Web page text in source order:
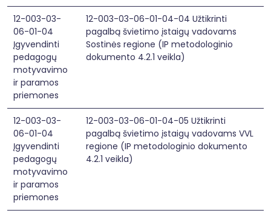
12-003-03-
06-01-04
Įgyvendinti
pedagogų
motyvavimo
ir paramos
priemones
12-003-03-06-01-04-04 Užtikrinti
pagalbą švietimo įstaigų vadovams
Sostinės regione (IP metodologinio
dokumento 4.2.1 veikla)
12-003-03-
06-01-04
Įgyvendinti
pedagogų
motyvavimo
ir paramos
priemones
12-003-03-06-01-04-05 Užtikrinti
pagalbą švietimo įstaigų vadovams VVL
regione (IP metodologinio dokumento
4.2.1 veikla)